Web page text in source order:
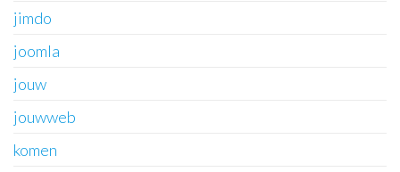
jimdo
joomla
jouw
jouwweb
komen